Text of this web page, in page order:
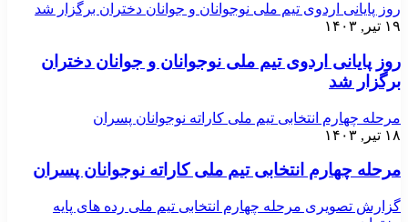
روز پایانی اردوی تیم ملی نوجوانان و جوانان دختران برگزار شد
۱۹ تیر, ۱۴۰۳
روز پایانی اردوی تیم ملی نوجوانان و جوانان دختران
برگزار شد
مرحله چهارم انتخابی تیم ملی کاراته نوجوانان پسران
۱۸ تیر, ۱۴۰۳
مرحله چهارم انتخابی تیم ملی کاراته نوجوانان پسران
گزارش تصویری مرحله چهارم انتخابی تیم ملی رده های پایه